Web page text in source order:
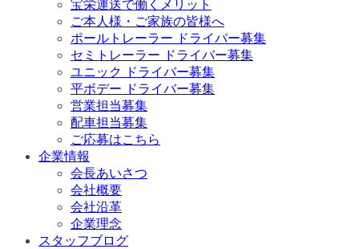
宝栄運送で働くメリット
ご本人様・ご家族の皆様へ
ポールトレーラー ドライバー募集
セミトレーラー ドライバー募集
ユニック ドライバー募集
平ボデー ドライバー募集
営業担当募集
配車担当募集
ご応募はこちら
企業情報
会長あいさつ
会社概要
会社沿革
企業理念
スタッフブログ